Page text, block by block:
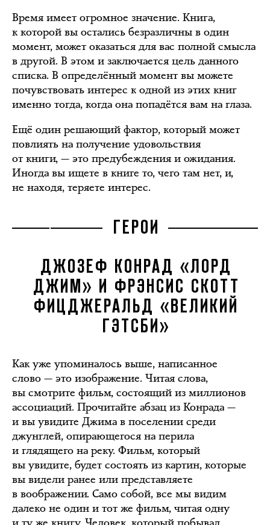
Время имеет огромное значение. Книга,
к которой вы остались безразличны в один
момент, может оказаться для вас полной смысла
в другой. В этом и заключается цель данного
списка. В определённый момент вы можете
почувствовать интерес к одной из этих книг
именно тогда, когда она попадётся вам на глаза.
Ещё один решающий фактор, который может
повлиять на получение удовольствия
от книги, — это предубеждения и ожидания.
Иногда вы ищете в книге то, чего там нет, и,
не находя, теряете интерес.
ГЕРОИ
ДЖОЗЕФ КОНРАД «ЛОРД
ДЖИМ» И ФРЭНСИС СКОТТ
ФИЦДЖЕРАЛЬД «ВЕЛИКИЙ
ГЭТСБИ»
Как уже упоминалось выше, написанное
слово — это изображение. Читая слова,
вы смотрите фильм, состоящий из миллионов
ассоциаций. Прочитайте абзац из Конрада —
и вы увидите Джима в поселении среди
джунглей, опирающегося на перила
и глядящего на реку. Фильм, который
вы увидите, будет состоять из картин, которые
вы видели ранее или представляете
в воображении. Само собой, все мы видим
далеко не один и тот же фильм, читая одну